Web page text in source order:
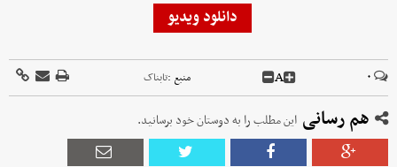
دانلود ویدیو
۰ A منبع :تابناک
هم رسانی این مطلب را به دوستان خود برسانید.